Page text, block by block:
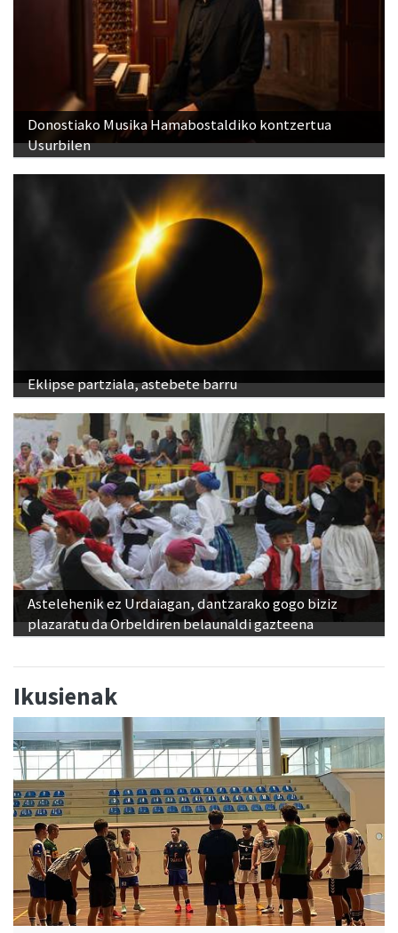
Donostiako Musika Hamabostaldiko kontzertua
Usurbilen
Eklipse partziala, astebete barru
Astelehenik ez Urdaiagan, dantzarako gogo biziz
plazaratu da Orbeldiren belaunaldi gazteena
Ikusienak